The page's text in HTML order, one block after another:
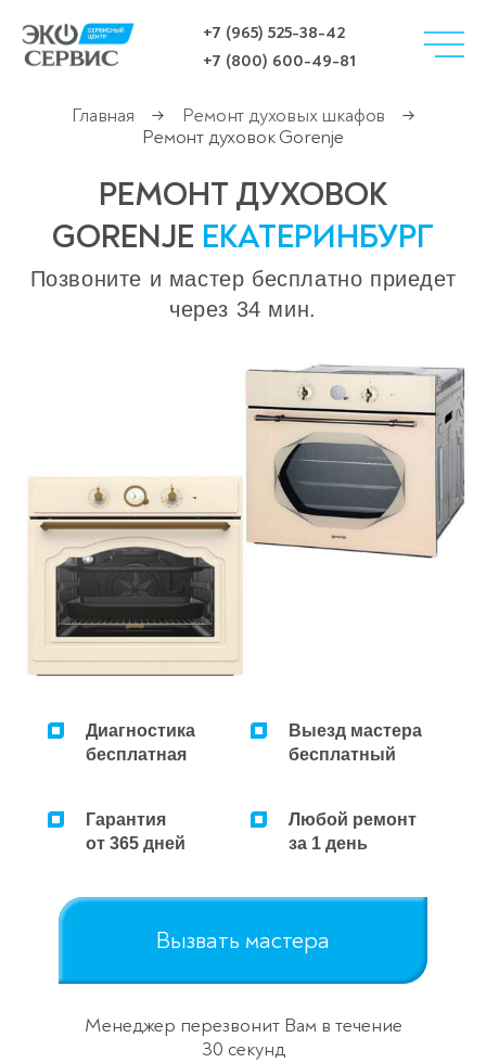
+7 (965) 525-38-42
+7 (800) 600-49-81
Главная → Ремонт духовых шкафов
→
Ремонт духовок Gorenje
РЕМОНТ ДУХОВОК
GORENJE ЕКАТЕРИНБУРГ
Позвоните и мастер бесплатно приедет
через 34 мин.
Диагностика
бесплатная
Выезд мастера
бесплатный
Гарантия
от 365 дней
Любой ремонт
за 1 день
Вызвать мастера
Менеджер перезвонит Вам в течение
30 секунд